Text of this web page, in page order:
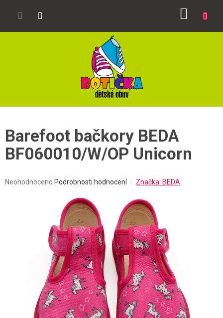
Barefoot bačkory BEDA
BF060010/W/OP Unicorn
Průměrné
Neohodnoceno Podrobnosti hodnocení Značka: BEDA